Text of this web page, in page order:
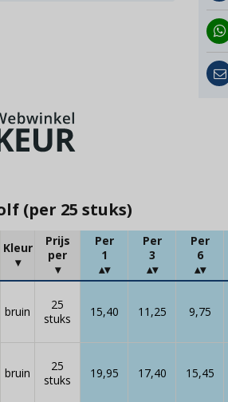
(per 25 stuks)
Kleur
Prijs
per
Per
1
Per
3
Per
6
bruin
25
stuks
15,40 11,25 9,75
bruin
25
stuks
19,95 17,40 15,45